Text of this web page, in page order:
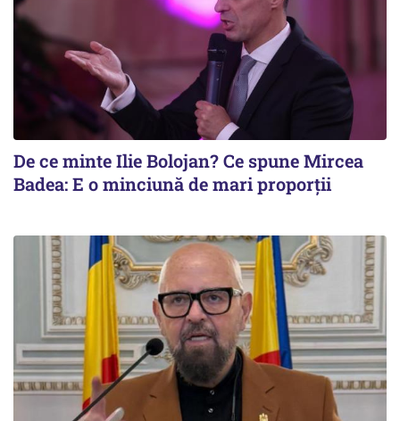
De ce minte Ilie Bolojan? Ce spune Mircea
Badea: E o minciună de mari proporții